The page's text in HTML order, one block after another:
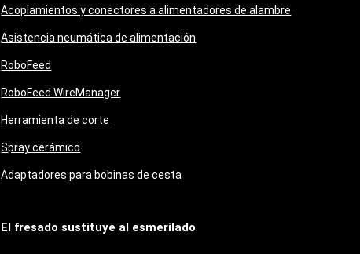
Acoplamientos y conectores a alimentadores de alambre
Asistencia neumática de alimentación
RoboFeed
RoboFeed WireManager
Herramienta de corte
Spray cerámico
Adaptadores para bobinas de cesta
El fresado sustituye al esmerilado